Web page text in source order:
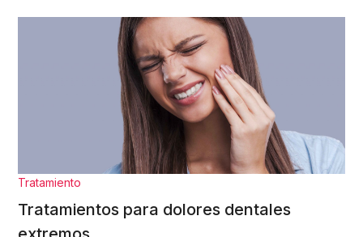
Tratamiento
Tratamientos para dolores dentales